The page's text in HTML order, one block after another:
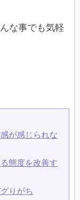
な事でも気軽
が感じられな
態度を改善す
りがち